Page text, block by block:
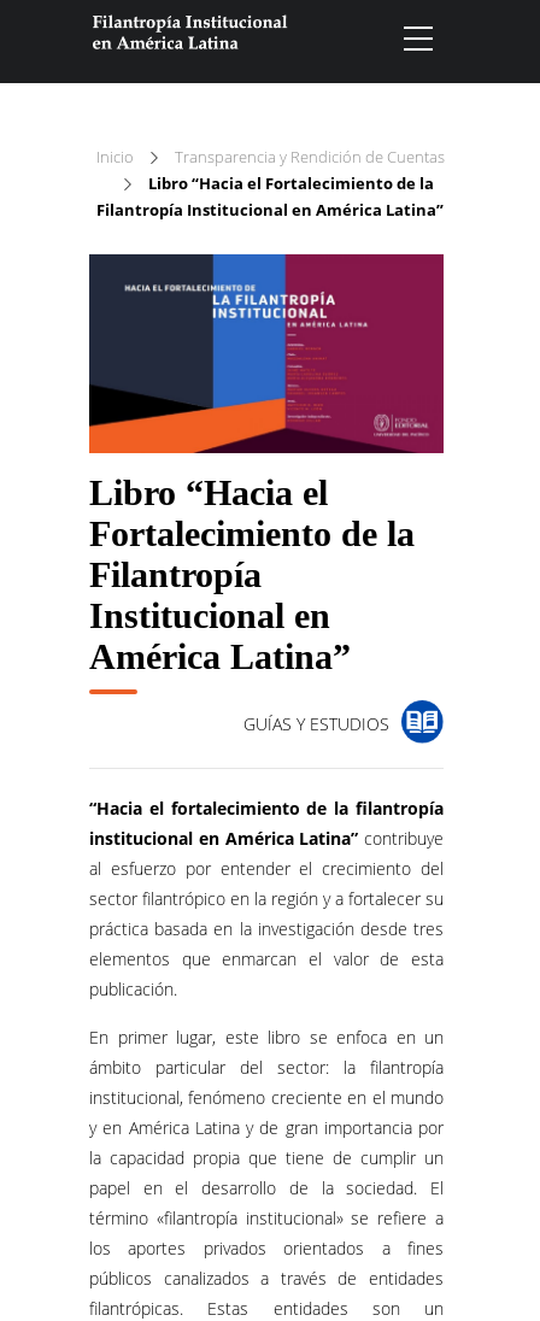
Inicio
Transparencia y Rendición de Cuentas
Libro “Hacia el Fortalecimiento de la
Filantropía Institucional en América Latina”
Libro “Hacia el
Fortalecimiento de la
Filantropía
Institucional en
América Latina”
GUÍAS Y ESTUDIOS
“Hacia el fortalecimiento de la filantropía
institucional en América Latina” contribuye
al esfuerzo por entender el crecimiento del
sector filantrópico en la región y a fortalecer su
práctica basada en la investigación desde tres
elementos que enmarcan el valor de esta
publicación.
En primer lugar, este libro se enfoca en un
ámbito particular del sector: la filantropía
institucional, fenómeno creciente en el mundo
y en América Latina y de gran importancia por
la capacidad propia que tiene de cumplir un
papel en el desarrollo de la sociedad. El
término «filantropía institucional» se refiere a
los aportes privados orientados a fines
públicos canalizados a través de entidades
filantrópicas. Estas entidades son un